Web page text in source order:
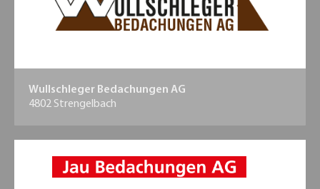
Wullschleger Bedachungen AG
4802 Strengelbach